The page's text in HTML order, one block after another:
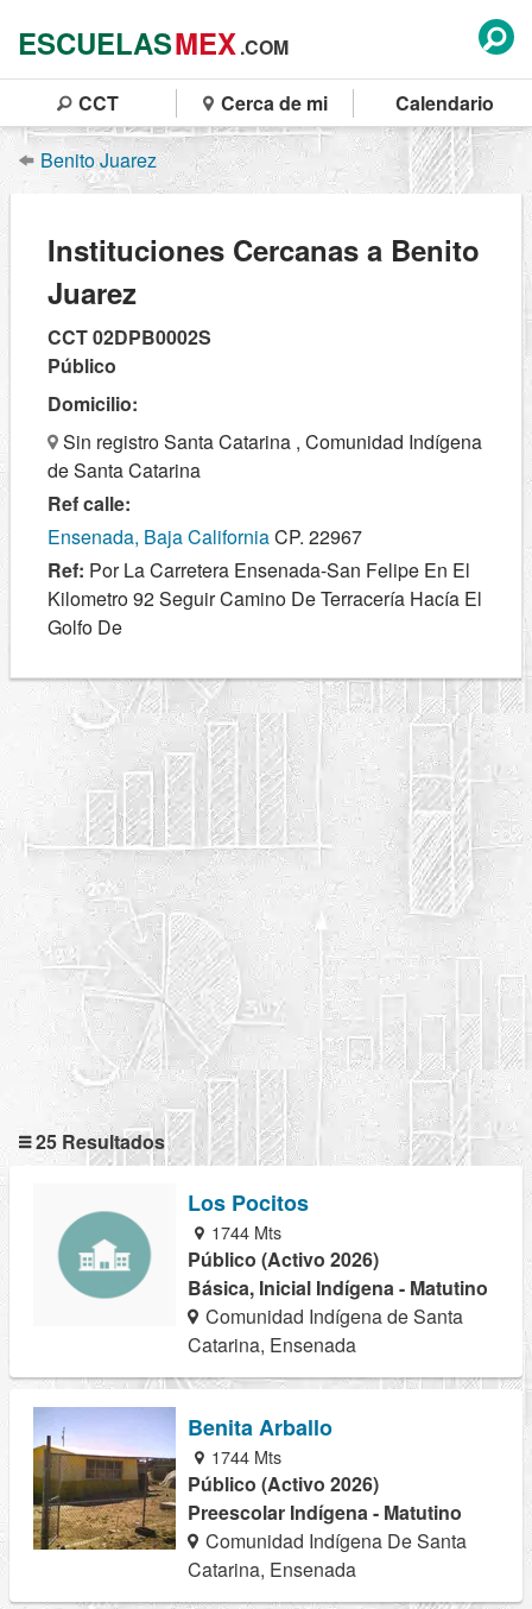
ESCUELASMEX.COM
CCT Cerca de mi Calendario
Benito Juarez
Instituciones Cercanas a Benito
Juarez
CCT 02DPB0002S
Público
Domicilio:
Sin registro Santa Catarina , Comunidad Indígena
de Santa Catarina
Ref calle:
Ensenada, Baja CaliforniaCP. 22967
Ref: Por La Carretera Ensenada-San Felipe En El
Kilometro 92 Seguir Camino De Terracería Hacía El
Golfo De
25 Resultados
Los Pocitos
1744 Mts
Público (Activo 2026)
Básica, Inicial Indígena - Matutino
Comunidad Indígena de Santa
Catarina, Ensenada
Benita Arballo
1744 Mts
Público (Activo 2026)
Preescolar Indígena - Matutino
Comunidad Indígena De Santa
Catarina, Ensenada